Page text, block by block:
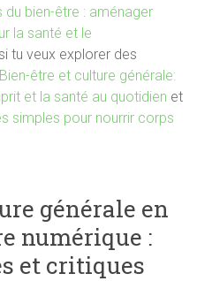
bien-être : aménager
la santé et le
tu veux explorer des
Bien-être et culture générale:
et la santé au quotidien et
simples pour nourrir corps
générale en
numérique :
et critiques